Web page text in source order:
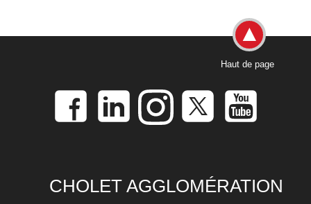
Haut de page
CHOLET AGGLOMÉRATION